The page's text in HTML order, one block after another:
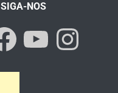
SIGA-NOS